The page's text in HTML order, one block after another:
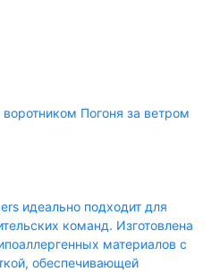
Погоня за ветром
идеально подходит для
команд. Изготовлена
материалов с
обеспечивающей